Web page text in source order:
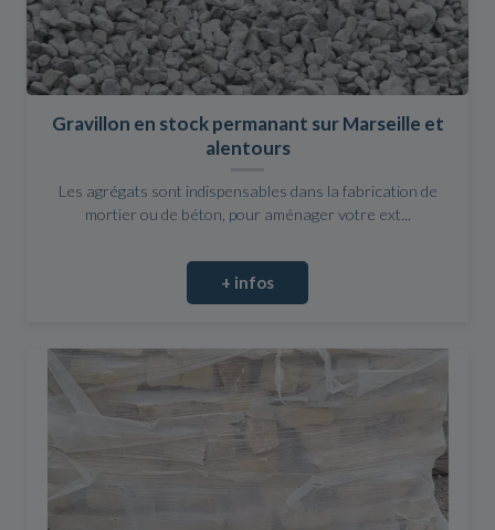
Gravillon en stock permanant sur Marseille et
alentours
Les agrégats sont indispensables dans la fabrication de
mortier ou de béton, pour aménager votre ext...
+ infos